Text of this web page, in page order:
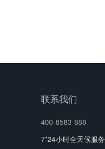
联系我们
400-8583-888
7*24小时全天候服务